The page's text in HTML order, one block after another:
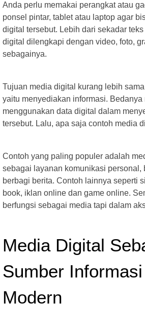
Anda perlu memakai perangkat atau
ponsel pintar, tablet atau laptop agar
digital tersebut. Lebih dari sekadar
digital dilengkapi dengan video, foto,
sebagainya.
Tujuan media digital kurang lebih
yaitu menyediakan informasi. Bedanya
menggunakan data digital dalam
tersebut. Lalu, apa saja contoh media
Contoh yang paling populer adalah
sebagai layanan komunikasi personal,
berbagi berita. Contoh lainnya seperti
book, iklan online dan game online.
berfungsi sebagai media tapi dalam
Media Digital
Sumber
Modern